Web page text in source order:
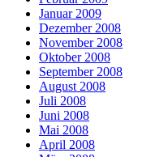
Januar 2009
Dezember 2008
November 2008
Oktober 2008
September 2008
August 2008
Juli 2008
Juni 2008
Mai 2008
April 2008